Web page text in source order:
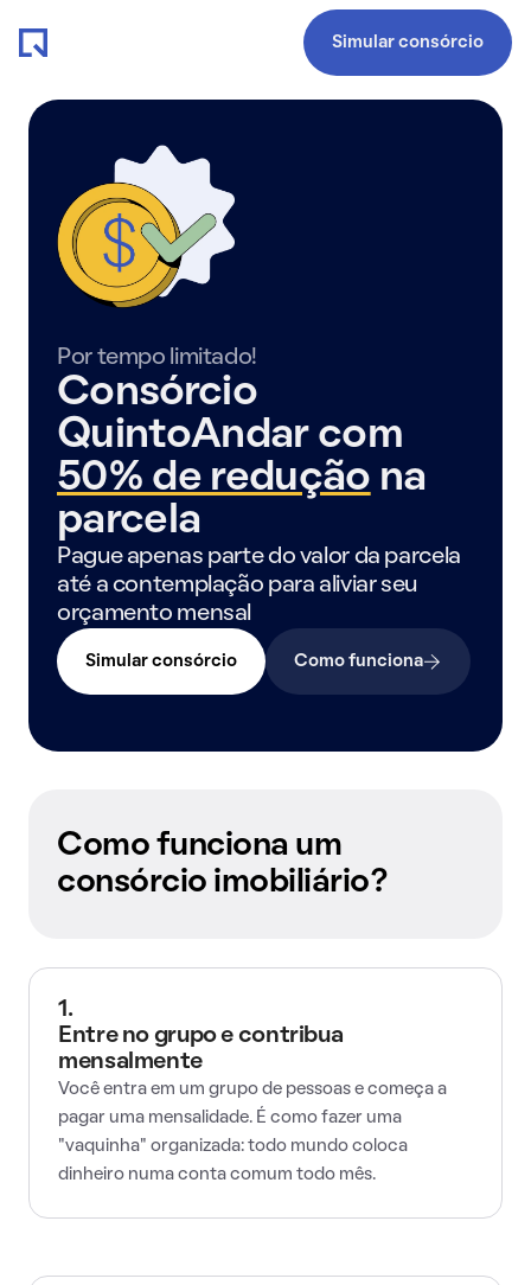
Simular consórcio
Por tempo limitado!
Consórcio
QuintoAndar com
50% de redução na
parcela
Pague apenas parte do valor da parcela
até a contemplação para aliviar seu
orçamento mensal
Simular consórcio Como funciona
Como funciona um
consórcio imobiliário?
1.
Entre no grupo e contribua
mensalmente
Você entra em um grupo de pessoas e começa a
pagar uma mensalidade. É como fazer uma
"vaquinha" organizada: todo mundo coloca
dinheiro numa conta comum todo mês.